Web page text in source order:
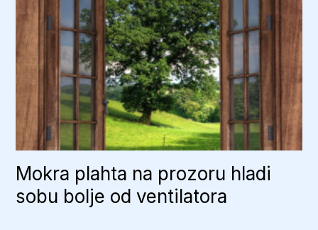
Mokra plahta na prozoru hladi
sobu bolje od ventilatora